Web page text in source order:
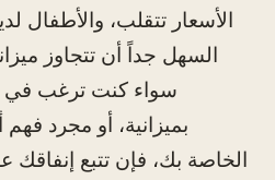
الأسعار تتقلب، والأطفال
السهل جداً أن تتجاوز
سواء كنت ترغب في
بميزانية، أو مجرد
الخاصة بك، فإن تتبع إنفاقك